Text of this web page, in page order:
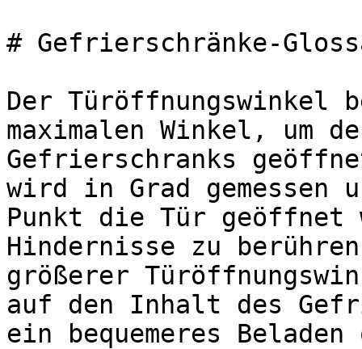
# Gefrierschränke-
Der Türöffnungswinkel
maximalen Winkel, um
Gefrierschranks
wird in Grad gemessen
Punkt die Tür geöffnet
Hindernisse zu
größerer
auf den Inhalt des
ein bequemeres Beladen